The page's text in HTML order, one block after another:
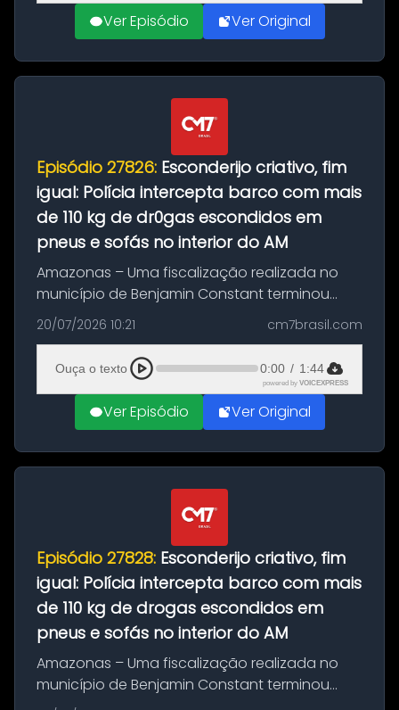
Ver Episódio Ver Original
Episódio 27826: Esconderijo criativo, fim
igual: Polícia intercepta barco com mais
de 110 kg de dr0gas escondidos em
pneus e sofás no interior do AM
Amazonas – Uma fiscalização realizada no
município de Benjamin Constant terminou
com a apreensão de aproximadamente 115
quilos de entorpecentes em uma
embarcação atracada no porto da cidade. O
materia...
20/07/2026 10:21 cm7brasil.com
Ouça o texto 0:00 / 1:44
powered by VOICEXPRESS
Ver Episódio Ver Original
Episódio 27828: Esconderijo criativo, fim
igual: Polícia intercepta barco com mais
de 110 kg de drogas escondidos em
pneus e sofás no interior do AM
Amazonas – Uma fiscalização realizada no
município de Benjamin Constant terminou